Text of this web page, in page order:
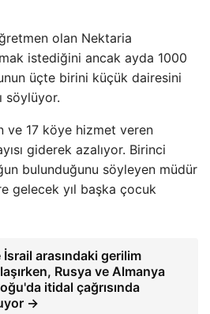
olan Nektaria
istediğini ancak ayda 1000
üçte birini küçük dairesini
söylüyor.
ve 17 köye hizmet veren
giderek azalıyor. Birinci
bulunduğunu söyleyen müdür
gelecek yıl başka çocuk
İsrail arasındaki gerilim
Rusya ve Almanya
itidal çağrısında
→